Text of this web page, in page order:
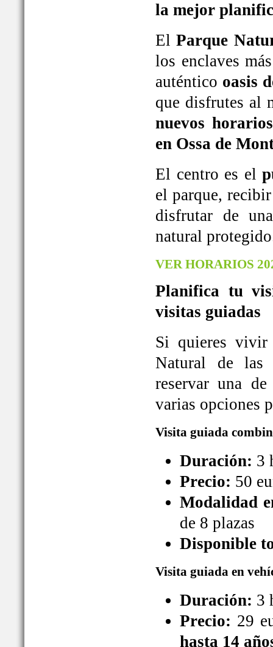
la mejor
ElParque
los enclaves
auténtico oasis
que disfrutes al
nuevos
en Ossa de
El centro es el
el parque,
disfrutar de
natural
VER HORARIOS
Planifica tu
visitas guiadas
Si quieres
Natural de las
reservar una
varias opciones
Visita guiada
Duración: 3
Precio: 50
Modalidad
de 8 plazas
Disponible
Visita guiada en
Duración: 3
Precio: 29
hasta 14